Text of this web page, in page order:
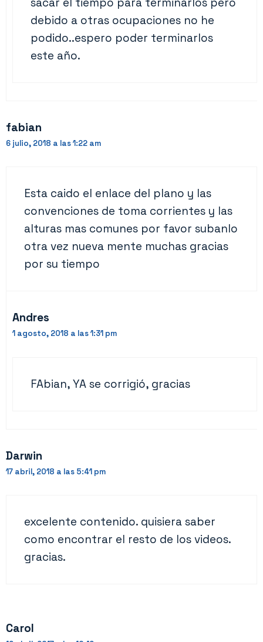
debido a otras ocupaciones no he
podido..espero poder terminarlos
este año.
fabian
6 julio, 2018 a las 1:22 am
Esta caido el enlace del plano y las
convenciones de toma corrientes y las
alturas mas comunes por favor subanlo
otra vez nueva mente muchas gracias
por su tiempo
Andres
1 agosto, 2018 a las 1:31 pm
FAbian, YA se corrigió, gracias
Darwin
17 abril, 2018 a las 5:41 pm
excelente contenido. quisiera saber
como encontrar el resto de los videos.
gracias.
Carol